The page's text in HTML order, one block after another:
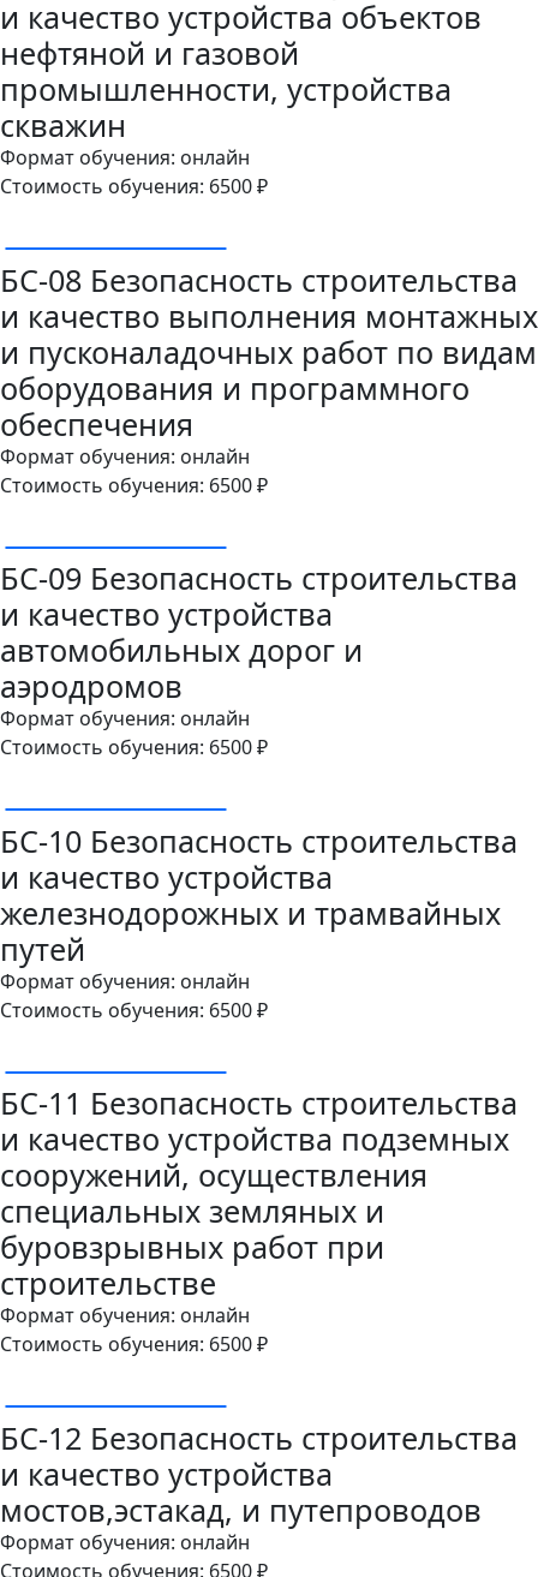
и качество устройства объектов
нефтяной и газовой
промышленности, устройства
скважин
Формат обучения: онлайн
Стоимость обучения: 6500 ₽
БС-08 Безопасность строительства
и качество выполнения монтажных
и пусконаладочных работ по видам
оборудования и программного
обеспечения
Формат обучения: онлайн
Стоимость обучения: 6500 ₽
БС-09 Безопасность строительства
и качество устройства
автомобильных дорог и
аэродромов
Формат обучения: онлайн
Стоимость обучения: 6500 ₽
БС-10 Безопасность строительства
и качество устройства
железнодорожных и трамвайных
путей
Формат обучения: онлайн
Стоимость обучения: 6500 ₽
БС-11 Безопасность строительства
и качество устройства подземных
сооружений, осуществления
специальных земляных и
буровзрывных работ при
строительстве
Формат обучения: онлайн
Стоимость обучения: 6500 ₽
БС-12 Безопасность строительства
и качество устройства
мостов,эстакад, и путепроводов
Формат обучения: онлайн
Стоимость обучения: 6500 ₽